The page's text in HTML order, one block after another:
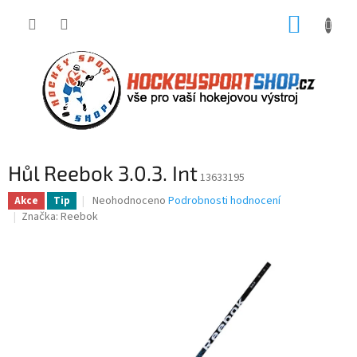
Hůl Reebok 3.0.3. Int13633195
Akce Tip
Průměrné
hodnocení
Neohodnoceno Podrobnosti hodnocení
Značka: Reebok